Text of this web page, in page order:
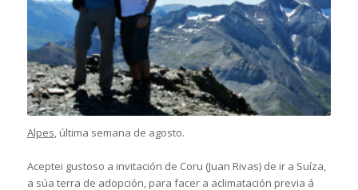
Alpes, última semana de agosto.
Aceptei gustoso a invitación de Coru (Juan Rivas) de ir a Suíza,
a súa terra de adopción, para facer a aclimatación previa á